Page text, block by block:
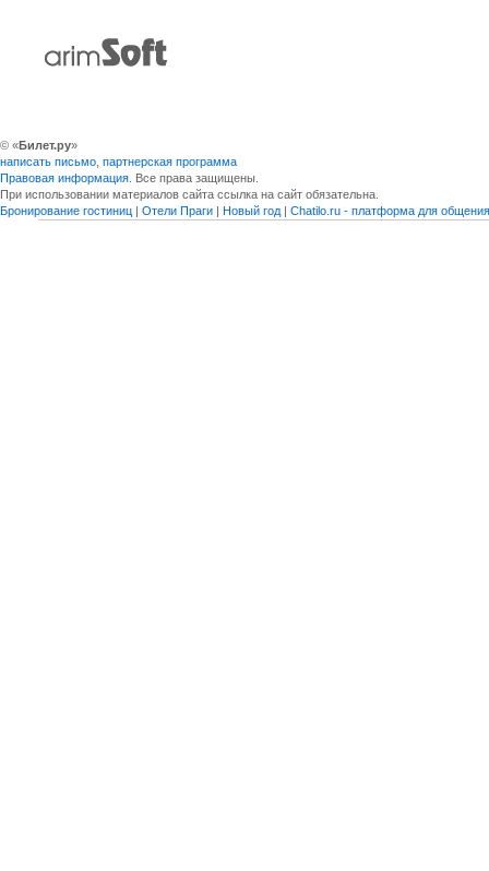
© «Билет.ру»
написать письмо партнерская программа
Правовая информация . Все права защищены.
При использовании материалов сайта ссылка на сайт обязательна.
Бронирование гостиниц | Отели Праги | Новый год | Chatilo.ru - платформа для